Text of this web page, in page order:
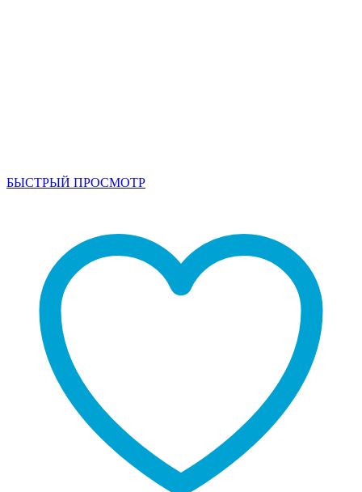
БЫСТРЫЙ ПРОСМОТР